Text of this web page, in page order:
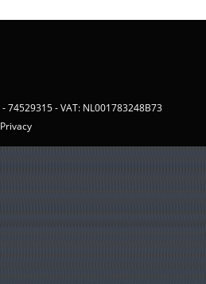
74529315 - VAT: NL001783248B73
Privacy